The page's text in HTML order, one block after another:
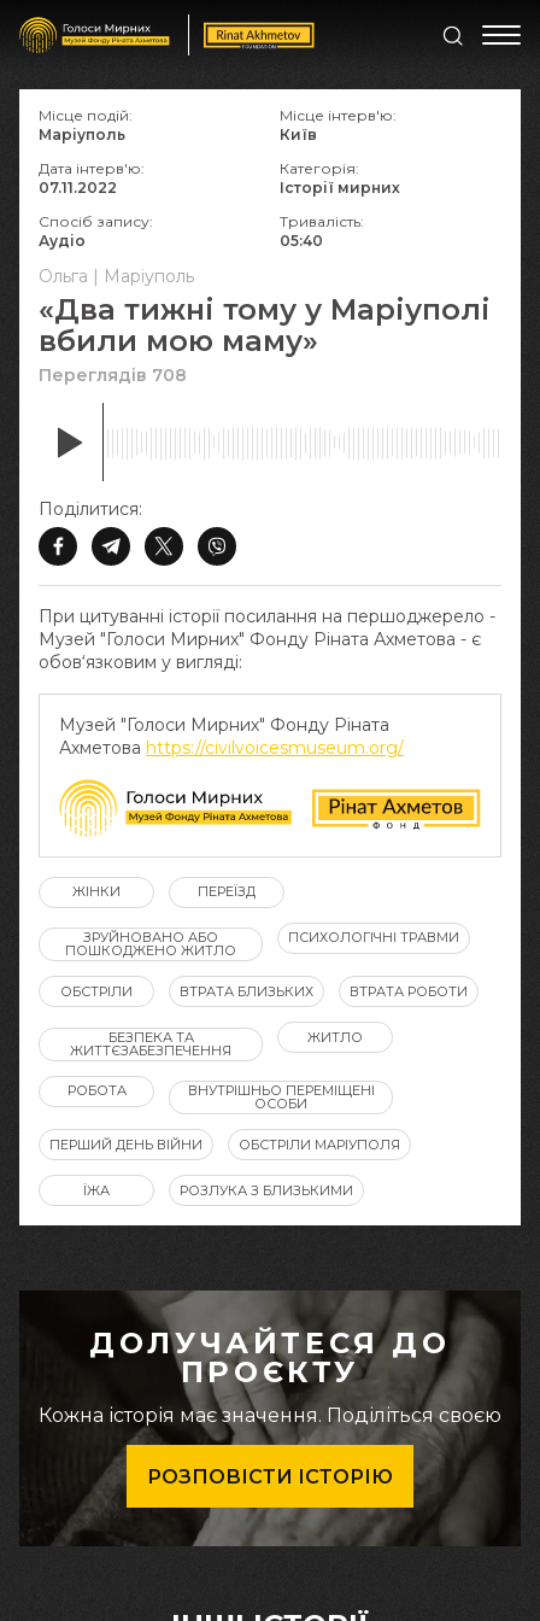
Ольга | Маріуполь
«Два тижні тому у Маріуполі
вбили мою маму»
Переглядів 708
При цитуванні історії посилання на першоджерело -
Музей "Голоси Мирних" Фонду Ріната Ахметова - є
обов‘язковим у вигляді:
Музей "Голоси Мирних" Фонду Ріната
Ахметова https://civilvoicesmuseum.org/
Поділитися:
Місце подій:
Маріуполь
Місце інтерв'ю:
Київ
Дата інтерв'ю:
07.11.2022
Категорія:
Історії мирних
Спосіб запису:
Аудіо
Тривалість:
05:40
ЖІНКИ ПЕРЕЇЗД
ЗРУЙНОВАНО АБО
ПОШКОДЖЕНО ЖИТЛО
ПСИХОЛОГІЧНІ ТРАВМИ
ОБСТРІЛИ ВТРАТА БЛИЗЬКИХ ВТРАТА РОБОТИ
БЕЗПЕКА ТА
ЖИТТЄЗАБЕЗПЕЧЕННЯ
ЖИТЛО
РОБОТА ВНУТРІШНЬО ПЕРЕМІЩЕНІ
ОСОБИ
ПЕРШИЙ ДЕНЬ ВІЙНИ ОБСТРІЛИ МАРІУПОЛЯ
ЇЖА РОЗЛУКА З БЛИЗЬКИМИ
ДОЛУЧАЙТЕСЯ ДО
ПРОЄКТУ
Кожна історія має значення. Поділіться своєю
РОЗПОВІСТИ ІСТОРІЮ